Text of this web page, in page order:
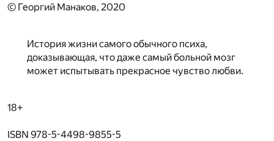
© Георгий Манаков, 2020
История жизни самого обычного психа,
доказывающая, что даже самый больной мозг
может испытывать прекрасное чувство любви.
18+
ISBN 978-5-4498-9855-5